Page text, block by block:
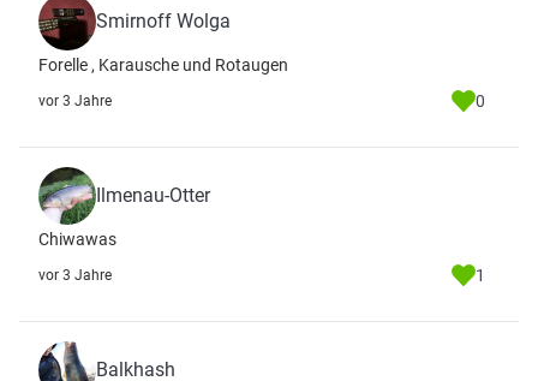
Smirnoff Wolga
Forelle , Karausche und Rotaugen
vor 3 Jahre 0
Ilmenau-Otter
Chiwawas
vor 3 Jahre 1
Balkhash